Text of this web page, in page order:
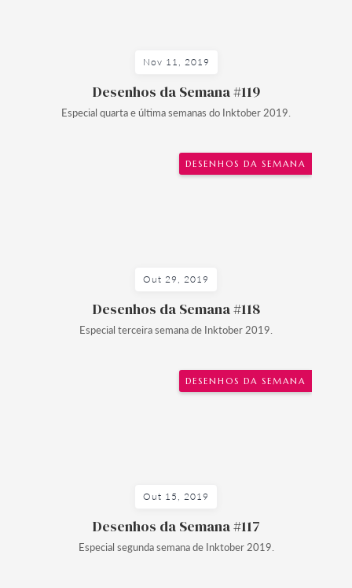
Nov 11, 2019
Desenhos da Semana #119
Especial quarta e última semanas do Inktober 2019.
DESENHOS DA SEMANA
Out 29, 2019
Desenhos da Semana #118
Especial terceira semana de Inktober 2019.
DESENHOS DA SEMANA
Out 15, 2019
Desenhos da Semana #117
Especial segunda semana de Inktober 2019.